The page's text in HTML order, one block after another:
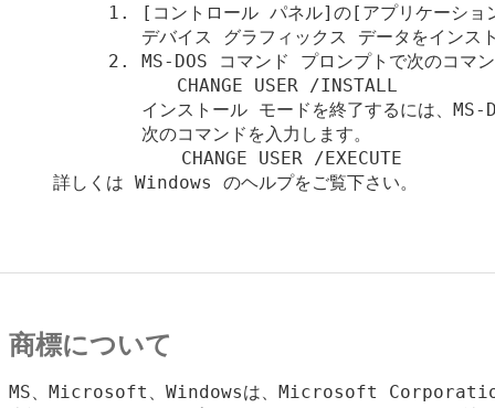
1. [コントロール パネル]の[アプリケーショ
デバイス グラフィックス データをインス
2. MS-DOS コマンド プロンプトで次のコマ
    　　        CHANGE USER /INSTALL
インストール モードを終了するには、MS-
            次のコマンドを入力します。
        　      CHANGE USER /EXECUTE
    詳しくは Windows のヘルプをご覧下さい。
商標について
MS、Microsoft、Windowsは、Microsoft Corporation